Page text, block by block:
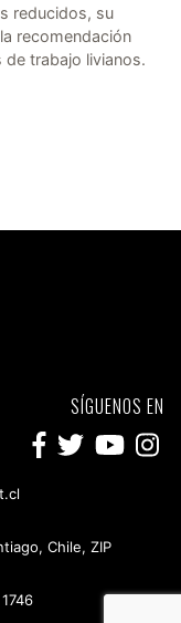
reducidos, su
recomendación
trabajo livianos.
SÍGUENOS EN
Chile, ZIP